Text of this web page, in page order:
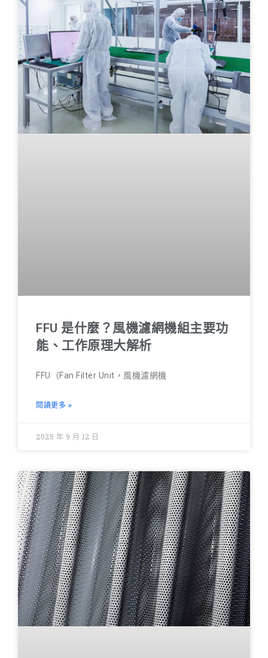
FFU 是什麼？風機濾網機組主要功
能、工作原理大解析
FFU（Fan Filter Unit，風機濾網機
閱讀更多 »
2025 年 9 月 12 日